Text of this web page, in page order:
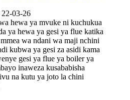
22-03-26
hewa ya mvuke ni kuchukua
ya hewa ya gesi ya flue katika
wa ndani wa maji nchini
kubwa ya gesi za asidi kama
gesi ya flue ya boiler ya
inaweza kusababisha
na kutu ya joto la chini